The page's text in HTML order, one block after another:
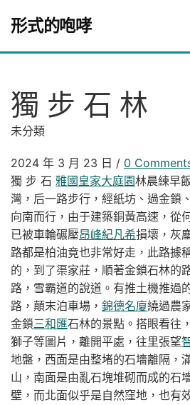
形式的咆哮
獨 步 石 林
未分類
2024 年 3 月 23 日 / 0
獨 步 石 雅國皇家大庭園林晨練早
灣，后一路步行，經紙坊、過金鎖
向南而行，由于建築銅黃高速，從
已被車輪碾壓昂峰紀凡希損壞，灰
路都是柏油竟也非常好走，此路據
的，到了渠家莊，順著金鎖石林的
路，雪霸道的說道。有推土機推過
路，顛末泊車場， 錦德名廈繞過農
金鎖三和匯石林的景點。搭眼看往
獅子等圖片，離開平處，往里張望
地盤，西面是由整堵的石墻離隔，
山，南面是由亂石塊堆砌而成的石
壁，而北面似乎是自然窪地，也有